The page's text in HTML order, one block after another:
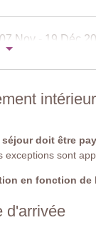
07 Nov - 19 Déc
intérieur
séjour doit être
exceptions sont
en fonction
d'arrivée